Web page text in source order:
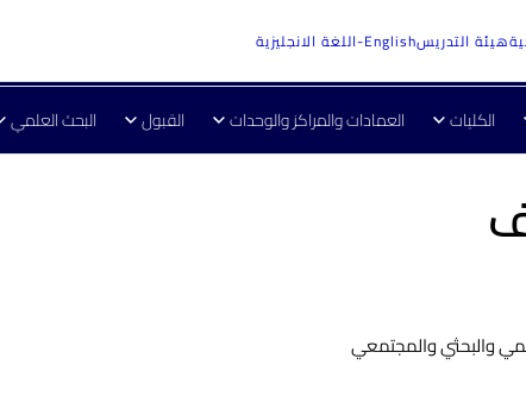
هيئة التدريسEnglish-اللغة الانجليزية
الكليات العمادات والمراكز والوحدات القبول البحث العلمي
والبحثي والمجتمعي